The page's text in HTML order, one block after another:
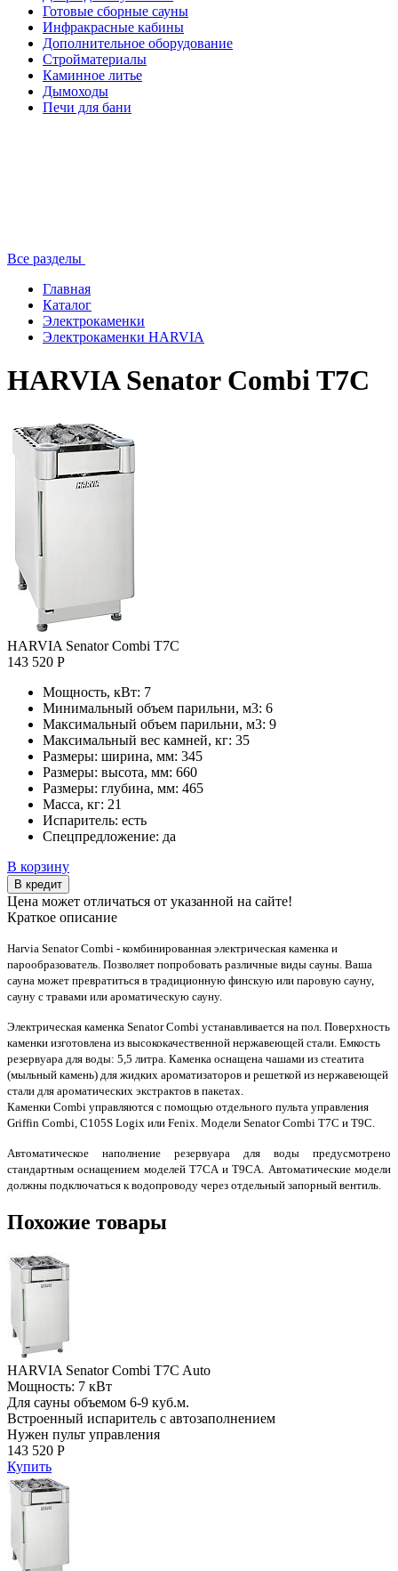
Готовые сборные сауны
Инфракрасные кабины
Дополнительное оборудование
Стройматериалы
Каминное литье
Дымоходы
Печи для бани
Все разделы
Главная
Каталог
Электрокаменки
Электрокаменки HARVIA
HARVIA Senator Combi T7C
HARVIA Senator Combi T7C
143 520 Р
Мощность, кВт: 7
Минимальный объем парильни, м3: 6
Максимальный объем парильни, м3: 9
Максимальный вес камней, кг: 35
Размеры: ширина, мм: 345
Размеры: высота, мм: 660
Размеры: глубина, мм: 465
Масса, кг: 21
Испаритель: есть
Спецпредложение: да
В корзину
В кредит
Цена может отличаться от указанной на сайте!
Краткое описание
Harvia Senator Combi - комбинированная электрическая каменка и
парообразователь. Позволяет попробовать различные виды сауны. Ваша
сауна может превратиться в традиционную финскую или паровую сауну,
сауну с травами или ароматическую сауну.
Электрическая каменка Senator Combi устанавливается на пол. Поверхность
каменки изготовлена из высококачественной нержавеющей стали. Емкость
резервуара для воды: 5,5 литра. Каменка оснащена чашами из стеатита
(мыльный камень) для жидких ароматизаторов и решеткой из нержавеющей
стали для ароматических экстрактов в пакетах.
Каменки Combi управляются с помощью отдельного пульта управления
Griffin Combi, C105S Logix или Fenix. Модели Senator Combi T7C и T9C.
Автоматическое наполнение резервуара для воды предусмотрено
стандартным оснащением моделей T7CA и T9CA. Автоматические модели
должны подключаться к водопроводу через отдельный запорный вентиль.
Похожие товары
HARVIA Senator Combi T7C Auto
Мощность: 7 кВт
Для сауны объемом 6-9 куб.м.
Встроенный испаритель с автозаполнением
Нужен пульт управления
143 520 Р
Купить